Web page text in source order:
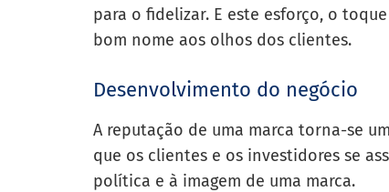
para o fidelizar. E este esforço, o
bom nome aos olhos dos clientes.
Desenvolvimento do negócio
A reputação de uma marca torna-se
que os clientes e os investidores se
política e à imagem de uma marca.